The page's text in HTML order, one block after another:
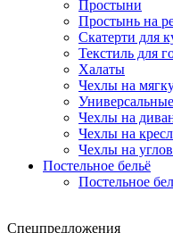
Простыни
Простынь на
Скатерти для
Текстиль для
Халаты
Чехлы на
Чехлы на
Чехлы на
Чехлы на
Постельное бельё
Постельное
Спецпредложения